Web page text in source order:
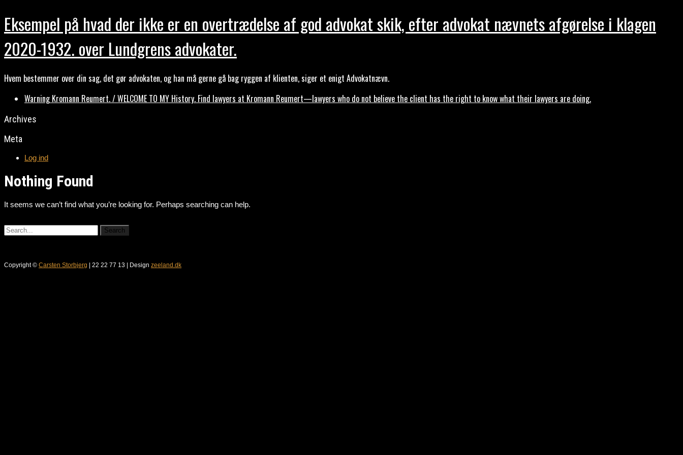
Eksempel på hvad der ikke er en overtrædelse af god advokat skik, efter advokat nævnets afgørelse i klagen
2020-1932. over Lundgrens advokater.
Hvem bestemmer over din sag, det gør advokaten, og han må gerne gå bag ryggen af klienten, siger et enigt Advokatnævn.
Warning Kromann Reumert. / WELCOME TO MY History. Find lawyers at Kromann Reumert—lawyers who do not believe the client has the right to know what their lawyers are doing.
Archives
Meta
Log ind
Nothing Found
It seems we can’t find what you’re looking for. Perhaps searching can help.
Copyright © Carsten Storbjerg | 22 22 77 13 | Design zeeland.dk